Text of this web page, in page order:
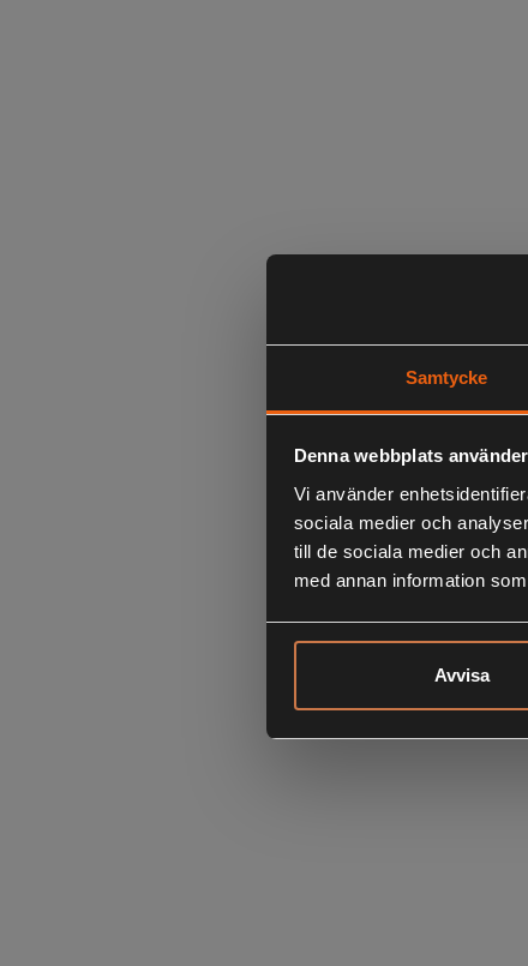
Samtycke
Denna webbplats
Vi använder
sociala medier och
till de sociala medier och
med annan information
Avvisa